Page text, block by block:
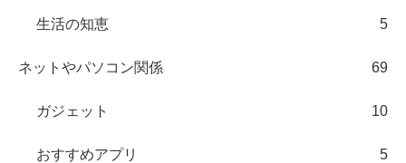
生活の知恵 5
ネットやパソコン関係 69
ガジェット 10
おすすめアプリ 5